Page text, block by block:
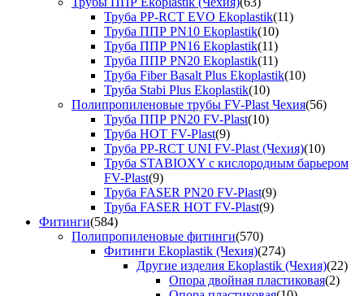
Труба PP-RCT EVO Ekoplastik(11)
Труба ППР PN10 Ekoplastik(10)
Труба ППР PN16 Ekoplastik(11)
Труба ППР PN20 Ekoplastik(11)
Труба Fiber Basalt Plus Ekoplastik(10)
Труба Stabi Plus Ekoplastik(10)
Полипропиленовые трубы FV-Plast Чехия(56)
Труба ППР PN20 FV-Plast(10)
Труба HOT FV-Plast(9)
Труба PP-RCT UNI FV-Plast (Чехия)(10)
Труба STABIOXY с кислородным барьером
FV-Plast(9)
Труба FASER PN20 FV-Plast(9)
Труба FASER HOT FV-Plast(9)
Фитинги(584)
Полипропиленовые фитинги(570)
Фитинги Ekoplastik (Чехия)(274)
Другие изделия Ekoplastik (Чехия)(22)
Опора двойная пластиковая(2)